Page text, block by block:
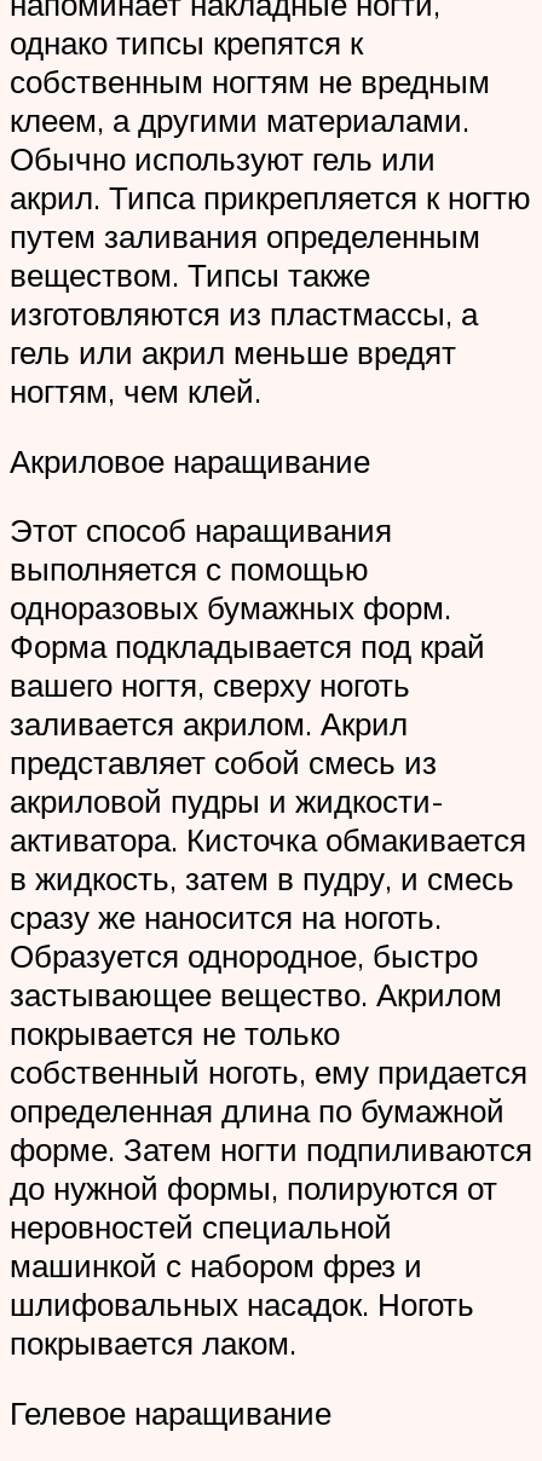
однако типсы крепятся к
собственным ногтям не вредным
клеем, а другими материалами.
Обычно используют гель или
акрил. Типса прикрепляется к ногтю
путем заливания определенным
веществом. Типсы также
изготовляются из пластмассы, а
гель или акрил меньше вредят
ногтям, чем клей.
Акриловое наращивание
Этот способ наращивания
выполняется с помощью
одноразовых бумажных форм.
Форма подкладывается под край
вашего ногтя, сверху ноготь
заливается акрилом. Акрил
представляет собой смесь из
акриловой пудры и жидкости-
активатора. Кисточка обмакивается
в жидкость, затем в пудру, и смесь
сразу же наносится на ноготь.
Образуется однородное, быстро
застывающее вещество. Акрилом
покрывается не только
собственный ноготь, ему придается
определенная длина по бумажной
форме. Затем ногти подпиливаются
до нужной формы, полируются от
неровностей специальной
машинкой с набором фрез и
шлифовальных насадок. Ноготь
покрывается лаком.
Гелевое наращивание